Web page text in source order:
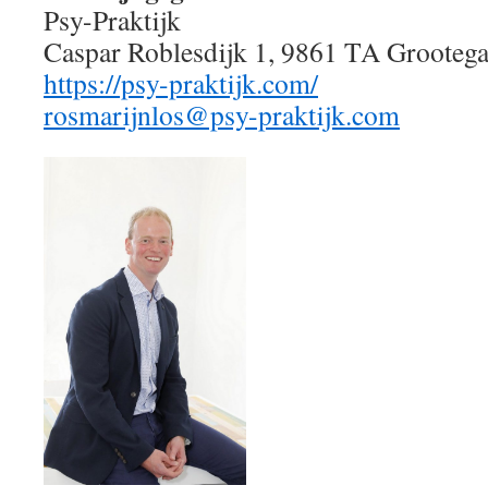
Psy-Praktijk
Caspar Roblesdijk 1, 9861 TA
https://psy-praktijk.com/
rosmarijnlos@psy-praktijk.com